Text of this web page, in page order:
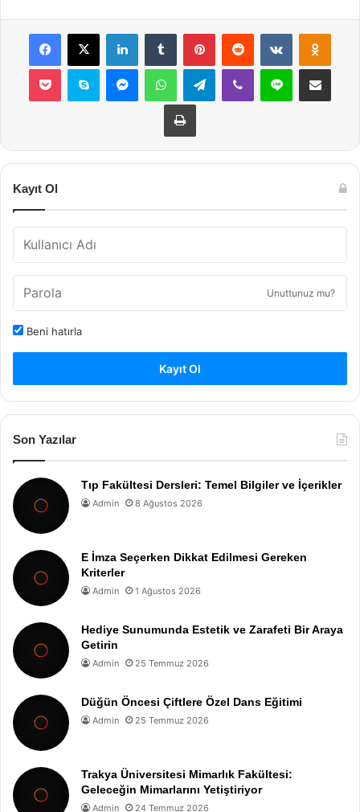
Facebook
X LinkedInTumblr PinterestReddit VKontakte
Pocket Skype MessengerWhatsAppTelegramViber Line E-Posta ile
Yazdır
Kayıt Ol
Unuttunuz mu?
Beni hatırla
Kayıt Ol
Son Yazılar
Tıp Fakültesi Dersleri: Temel Bilgiler ve İçerikler
Admin 8 Ağustos 2026
E İmza Seçerken Dikkat Edilmesi Gereken
Kriterler
Admin 1 Ağustos 2026
Hediye Sunumunda Estetik ve Zarafeti Bir Araya
Getirin
Admin 25 Temmuz 2026
Düğün Öncesi Çiftlere Özel Dans Eğitimi
Admin 25 Temmuz 2026
Trakya Üniversitesi Mimarlık Fakültesi:
Geleceğin Mimarlarını Yetiştiriyor
Admin 24 Temmuz 2026